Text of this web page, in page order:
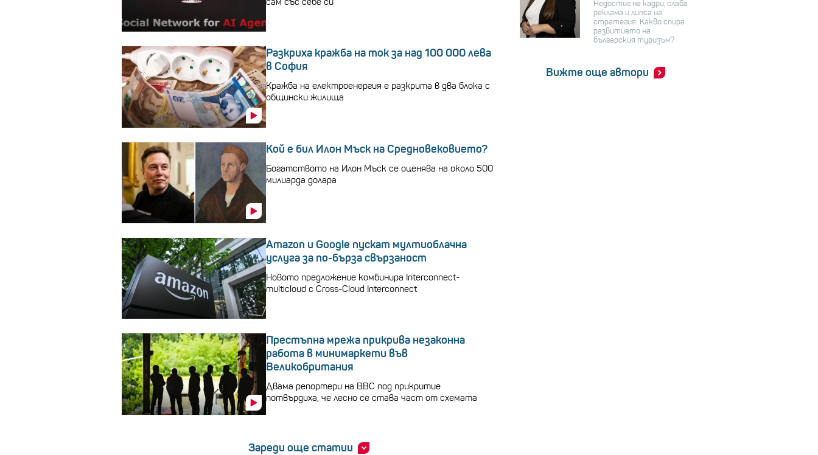
Разкриха кражба на ток за над 100 000 лева
в София
Кражба на електроенергия е разкрита в два блока с
общински жилища
Кой е бил Илон Мъск на Средновековието?
Богатството на Илон Мъск се оценява на около 500
милиарда долара
Amazon и Google пускат мултиоблачна
услуга за по-бърза свързаност
Новото предложение комбинира Interconnect-
multicloud с Cross-Cloud Interconnect
Престъпна мрежа прикрива незаконна
работа в минимаркети във
Великобритания
Двама репортери на BBC под прикритие
потвърдиха, че лесно се става част от схемата
Зареди още статии
Недостиг на кадри, слаба
реклама и липса на
стратегия: Какво спира
развитието на
българския туризъм?
Вижте още автори